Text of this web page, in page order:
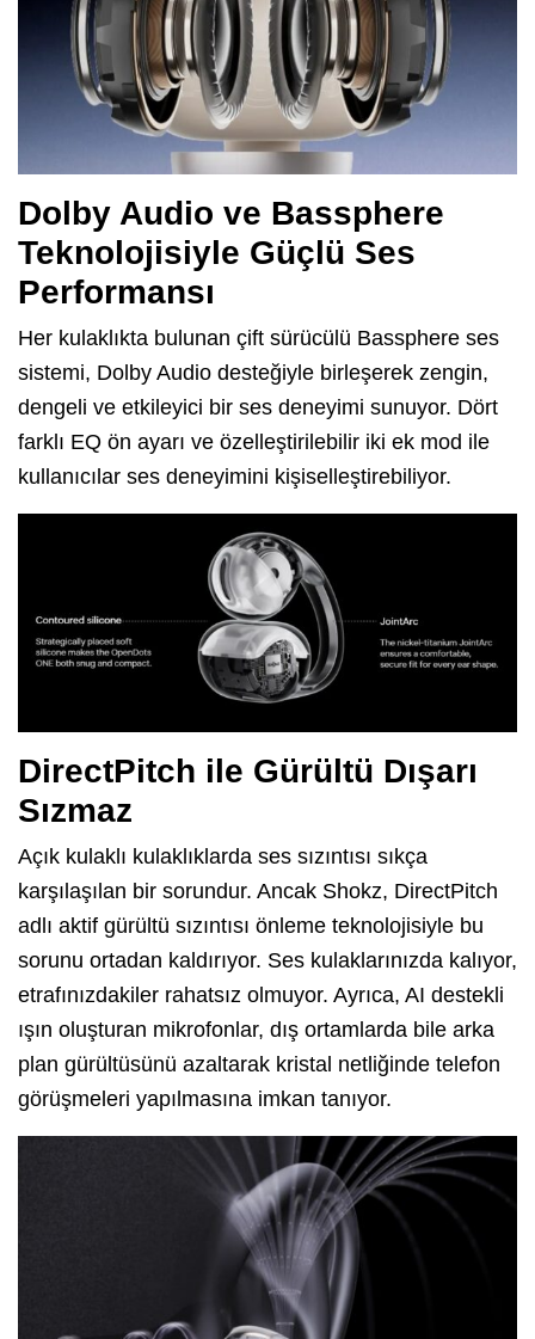
Dolby Audio ve Bassphere
Teknolojisiyle Güçlü Ses
Performansı
Her kulaklıkta bulunan çift sürücülü Bassphere ses
sistemi, Dolby Audio desteğiyle birleşerek zengin,
dengeli ve etkileyici bir ses deneyimi sunuyor. Dört
farklı EQ ön ayarı ve özelleştirilebilir iki ek mod ile
kullanıcılar ses deneyimini kişiselleştirebiliyor.
DirectPitch ile Gürültü Dışarı
Sızmaz
Açık kulaklı kulaklıklarda ses sızıntısı sıkça
karşılaşılan bir sorundur. Ancak Shokz, DirectPitch
adlı aktif gürültü sızıntısı önleme teknolojisiyle bu
sorunu ortadan kaldırıyor. Ses kulaklarınızda kalıyor,
etrafınızdakiler rahatsız olmuyor. Ayrıca, AI destekli
ışın oluşturan mikrofonlar, dış ortamlarda bile arka
plan gürültüsünü azaltarak kristal netliğinde telefon
görüşmeleri yapılmasına imkan tanıyor.